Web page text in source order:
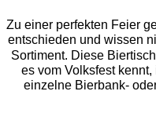
Zu einer perfekten Feier
entschieden und wissen
Sortiment. Diese
es vom Volksfest
einzelne Bierbank-